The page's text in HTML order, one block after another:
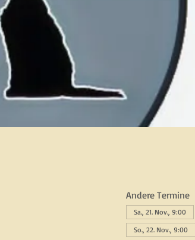
Andere Termine
Sa., 21. Nov., 9:00
So., 22. Nov., 9:00